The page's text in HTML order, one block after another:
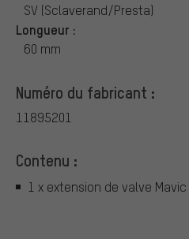
SV (Sclaverand/Presta)
Longueur :
60 mm
Numéro du fabricant :
11895201
Contenu :
1 x extension de valve Mavic